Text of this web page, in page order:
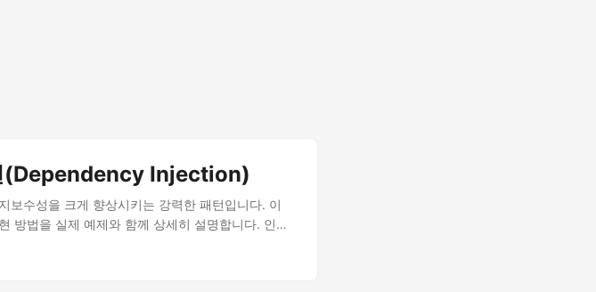
(Dependency Injection)
보수성을 크게 향상시키는 강력한 패턴입니다. 이
방법을 실제 예제와 함께 상세히 설명합니다. 인증,
리하는 방법을 배워보세요.